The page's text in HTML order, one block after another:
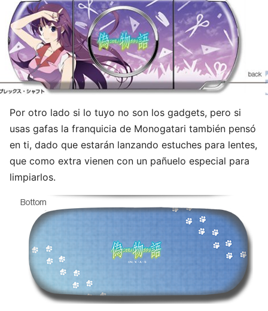
Por otro lado si lo tuyo no son los gadgets, pero si
usas gafas la franquicia de Monogatari también pensó
en ti, dado que estarán lanzando estuches para lentes,
que como extra vienen con un pañuelo especial para
limpiarlos.